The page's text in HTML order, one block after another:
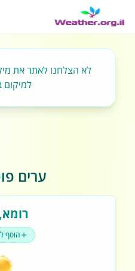
לא הצלחנו לאתר את
למיקום
ערים
רומא,
הוסף